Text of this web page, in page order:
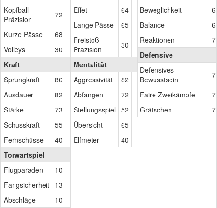
Kopfball-
Präzision
72
Kurze Pässe
68
Volleys
30
Kraft
Sprungkraft
86
Ausdauer
82
Stärke
73
Schusskraft
55
Fernschüsse
40
Torwartspiel
Flugparaden
10
Fangsicherheit 13
Abschläge
10
Effet
64
Lange Pässe
65
Freistoß-
Präzision
30
Mentalität
Aggressivität
82
Abfangen
72
Stellungsspiel 52
Übersicht
65
Elfmeter
40
Beweglichkeit
Balance
Reaktionen
Defensive
Defensives
Bewusstsein
Faire Zweikämpfe
Grätschen